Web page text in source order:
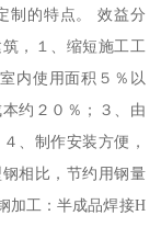
制的特点。 效益分
，１、缩短施工工
内使用面积５％以
约２０％；３、由
、制作安装方便，
相比，节约用钢量
加工：半成品焊接H